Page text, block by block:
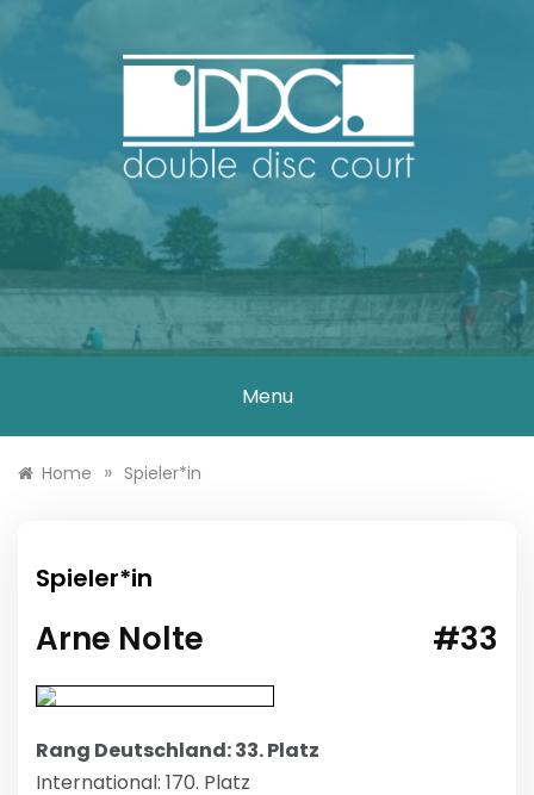
DOUBLE DISC
COURT
Menu
Home » Spieler*in
Spieler*in
#33
Arne Nolte
Rang Deutschland: 33. Platz
International: 170. Platz